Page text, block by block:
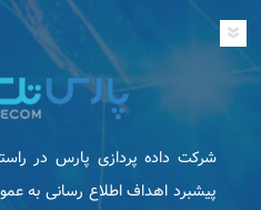
پیشبرد اهداف اطلاع رسانی به